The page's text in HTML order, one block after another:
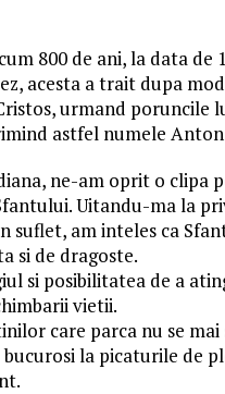
800 de ani, la data de
acesta a trait dupa
urmand poruncile
astfel numele Anton
ne-am oprit o
Uitandu-ma la
suflet, am inteles ca
si de dragoste.
si posibilitatea de a
vietii.
care parca nu se
la picaturile de